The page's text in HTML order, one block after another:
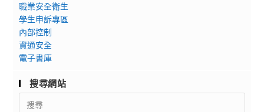
職業安全衛生
學生申訴專區
內部控制
資通安全
電子書庫
搜尋網站
Search